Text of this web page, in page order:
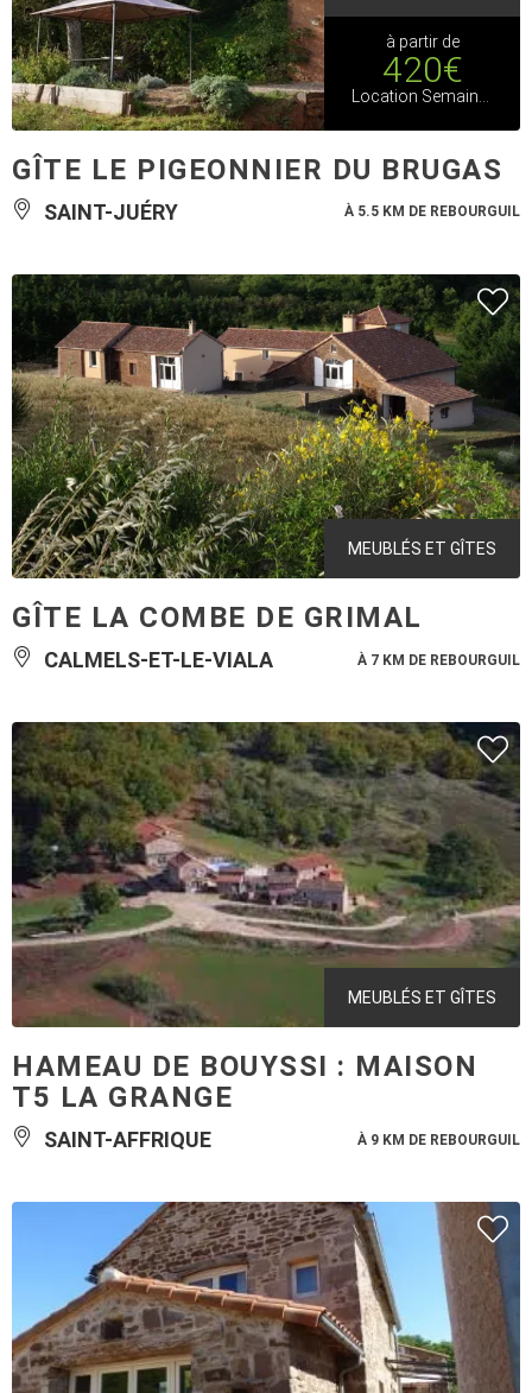
à partir de
420€
GÎTE LE PIGEONNIER DU BRUGAS
SAINT-JUÉRY À 5.5 KM DE REBOURGUIL
MEUBLÉS ET GÎTES
GÎTE LA COMBE DE GRIMAL
CALMELS-ET-LE-VIALA À 7 KM DE REBOURGUIL
MEUBLÉS ET GÎTES
HAMEAU DE BOUYSSI : MAISON
T5 LA GRANGE
SAINT-AFFRIQUE À 9 KM DE REBOURGUIL